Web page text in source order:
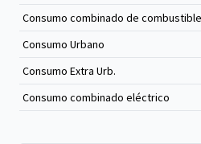
Consumo combinado de combustible
Consumo Urbano
Consumo Extra Urb.
Consumo combinado eléctrico